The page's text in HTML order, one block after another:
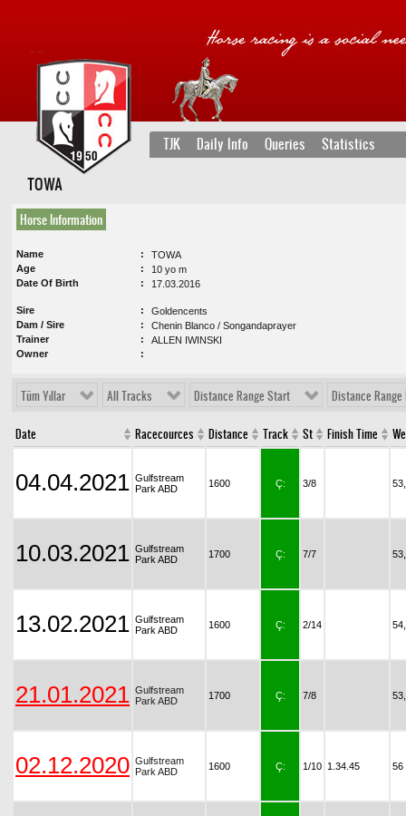
TJK Daily Info Queries Statistics
TOWA
Horse Information
Name
TOWA
Age
10 yo m
Date Of Birth
17.03.2016
Sire
Goldencents
Dam / Sire
Chenin Blanco / Songandaprayer
Trainer
ALLEN IWINSKI
Owner
Tüm Yıllar All Tracks Distance Range Start Distance Range
Date Racecources Distance Track St Finish Time
04.04.2021 Gulfstream
Park ABD
1600 Ç: 3/8
10.03.2021 Gulfstream
Park ABD
1700 Ç: 7/7
13.02.2021 Gulfstream
Park ABD
1600 Ç: 2/14
21.01.2021 Gulfstream
Park ABD
1700 Ç: 7/8
02.12.2020 Gulfstream
Park ABD
1600 Ç: 1/10 1.34.45 56